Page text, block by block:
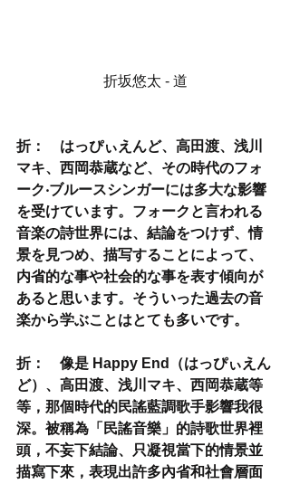
折坂悠太 - 道
折：　はっぴぃえんど、高田渡、浅川
マキ、西岡恭蔵など、その時代のフォ
ーク‧ブルースシンガーには多大な影響
を受けています。フォークと言われる
音楽の詩世界には、結論をつけず、情
景を見つめ、描写することによって、
内省的な事や社会的な事を表す傾向が
あると思います。そういった過去の音
楽から学ぶことはとても多いです。
折：　像是 Happy End（はっぴぃえん
ど）、高田渡、浅川マキ、西岡恭蔵等
等，那個時代的民謠藍調歌手影響我很
深。被稱為「民謠音樂」的詩歌世界裡
頭，不妄下結論、只凝視當下的情景並
描寫下來，表現出許多內省和社會層面